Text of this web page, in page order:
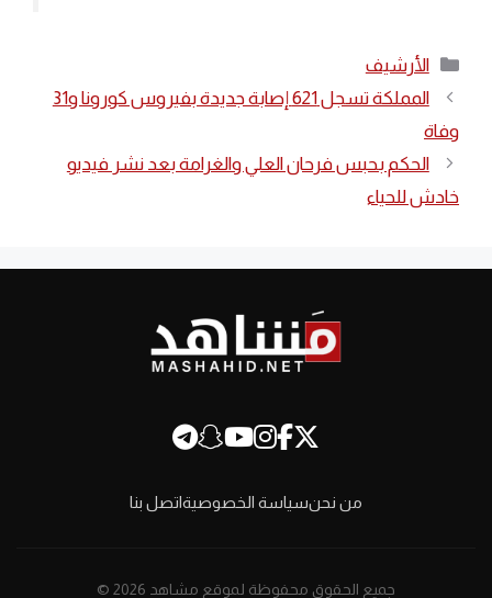
التصنيفات
الأرشيف
المملكة تسجل 621 إصابة جديدة بفيروس كورونا و31
وفاة‬
الحكم بحبس فرحان العلي والغرامة بعد نشر فيديو
خادش للحياء
من نحنسياسة الخصوصيةاتصل بنا
جميع الحقوق محفوظة لموقع مشاهد 2026 ©